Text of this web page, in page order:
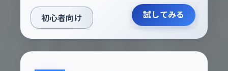
初心者向け 試してみる